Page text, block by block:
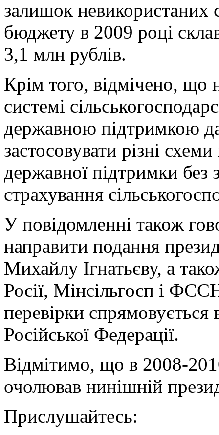
залишок невикористаних
бюджету в 2009 році
3,1 млн рублів.
Крім того, відмічено, що
системі
державною підтримкою
застосовувати різні
державної підтримки без
страхування
У повідомленні також
направити подання
Михайлу Ігнатьєву, а
Росії, Мінсільгосп і
перевірки
Російської Федерації.
Відмітимо, що в 2008-
очолював нинішній
Прислушайтесь: